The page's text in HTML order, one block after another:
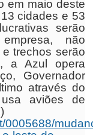
em maio deste
cidades e 53
serão
não
trechos serão
a Azul opera
Governador
através do
usa aviões de
0005688/